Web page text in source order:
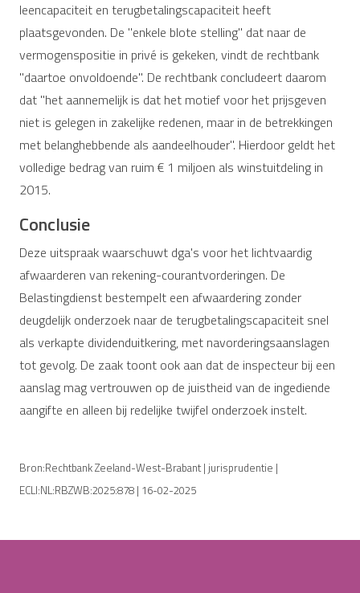
leencapaciteit en terugbetalingscapaciteit heeft
plaatsgevonden. De "enkele blote stelling" dat naar de
vermogenspositie in privé is gekeken, vindt de rechtbank
"daartoe onvoldoende". De rechtbank concludeert daarom
dat "het aannemelijk is dat het motief voor het prijsgeven
niet is gelegen in zakelijke redenen, maar in de betrekkingen
met belanghebbende als aandeelhouder". Hierdoor geldt het
volledige bedrag van ruim € 1 miljoen als winstuitdeling in
2015.
Conclusie
Deze uitspraak waarschuwt dga's voor het lichtvaardig
afwaarderen van rekening-courantvorderingen. De
Belastingdienst bestempelt een afwaardering zonder
deugdelijk onderzoek naar de terugbetalingscapaciteit snel
als verkapte dividenduitkering, met navorderingsaanslagen
tot gevolg. De zaak toont ook aan dat de inspecteur bij een
aanslag mag vertrouwen op de juistheid van de ingediende
aangifte en alleen bij redelijke twijfel onderzoek instelt.
Bron:Rechtbank Zeeland-West-Brabant | jurisprudentie |
ECLI:NL:RBZWB:2025:878 | 16-02-2025